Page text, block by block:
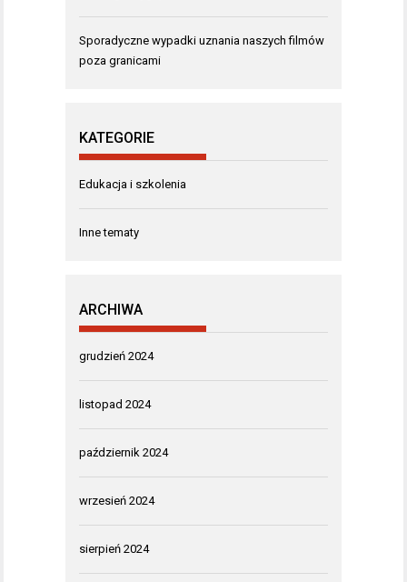
Sporadyczne wypadki uznania naszych filmów
poza granicami
KATEGORIE
Edukacja i szkolenia
Inne tematy
ARCHIWA
grudzień 2024
listopad 2024
październik 2024
wrzesień 2024
sierpień 2024